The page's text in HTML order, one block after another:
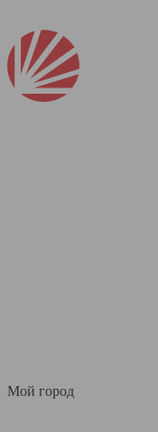
Мой город